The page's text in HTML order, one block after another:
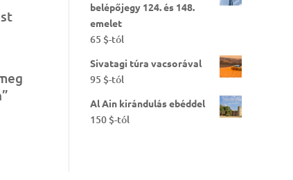
belépőjegy 124. és 148.
emelet
65 $-tól
Sivatagi túra vacsorával
95 $-tól
Al Ain kirándulás ebéddel
150 $-tól